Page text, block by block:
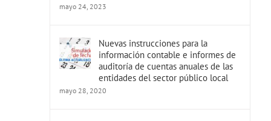
mayo 24, 2023
Nuevas instrucciones para la
información contable e informes de
auditoría de cuentas anuales de las
entidades del sector público local
mayo 28, 2020